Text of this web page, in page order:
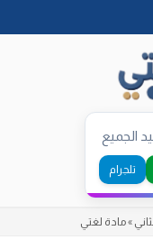
الجميع
تلجرام
»مادة لغتي